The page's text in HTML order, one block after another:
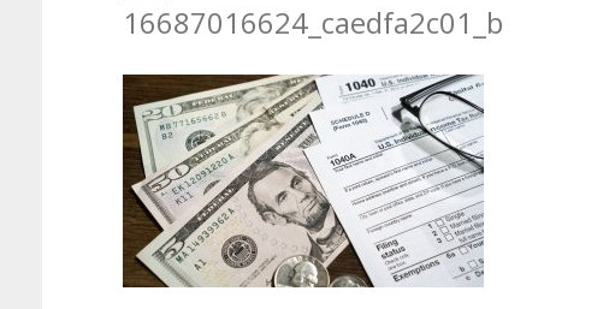
16687016624_caedfa2c01_b